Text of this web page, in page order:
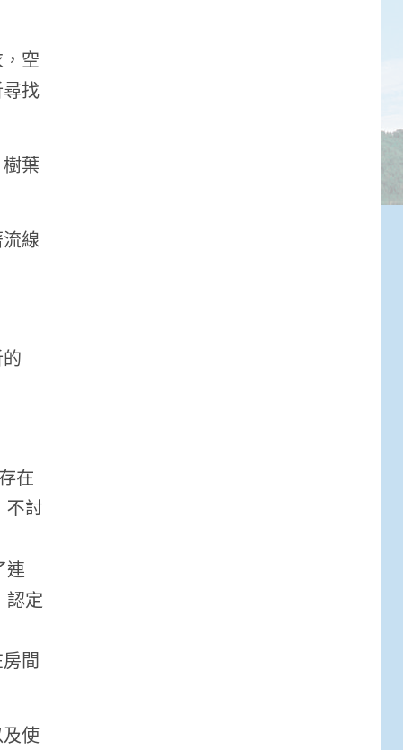
空
找
葉
線
在
不討
連
認定
間
使